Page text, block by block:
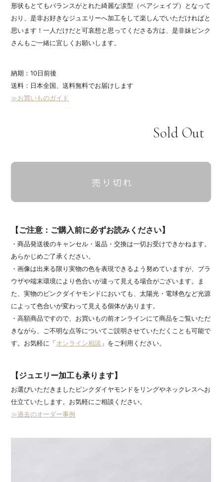
形状もとてもバランスがとれた綺麗な涙型（ペアシェイプ）となって
おり、是非お好きなジュエリーへ加工をして楽しんでいただければと
思います！一人だけだと可哀想と思ってくださる方は、是非妹ピンク
さんもご一緒に宜しくお願いします。
納期：10日前後
送料：日本全国、送料無料でお届けします
≫お買いものガイド
Sold Out
【ご注意：ご購入前に必ずお読みください】
・商品発送後のキャンセル・返品・交換は一切お受けできかねます。
あらかじめご了承ください。
・画像は出来る限り実物の色を表現できるよう努めていますが、ブラ
ウザや端末環境により色合いが違って見える場合がございます。ま
た、実物のピンクダイヤモンドにおいても、太陽光・電球色など光源
によって色合いが変わって見える個体があります。
・高額商品ですので、お買いもの前オンラインにて商品をご覧いただ
きながら、ご不明な点等についてご説明させていただくことも可能で
す。お気軽に「オンライン相談 」をご利用ください。
【ジュエリー加工も承ります】
お選びいただきましたピンクダイヤモンドをリングやネックレスへお
仕立ていたします。お気軽にご相談ください。
≫過去のオーダー事例